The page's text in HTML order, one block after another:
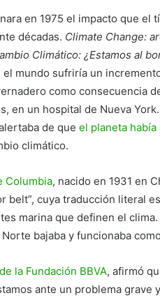
en 1975 el impacto que el
décadas. Climate Change:
Climático: ¿Estamos al
el mundo sufriría un
como consecuencia
en un hospital de Nueva
de que el planeta
climático.
Columbia, nacido en 1931 en
belt”, cuya traducción literal
marina que definen el clima.
bajaba y funcionaba
la Fundación BBVA, afirmó
ante un problema grave